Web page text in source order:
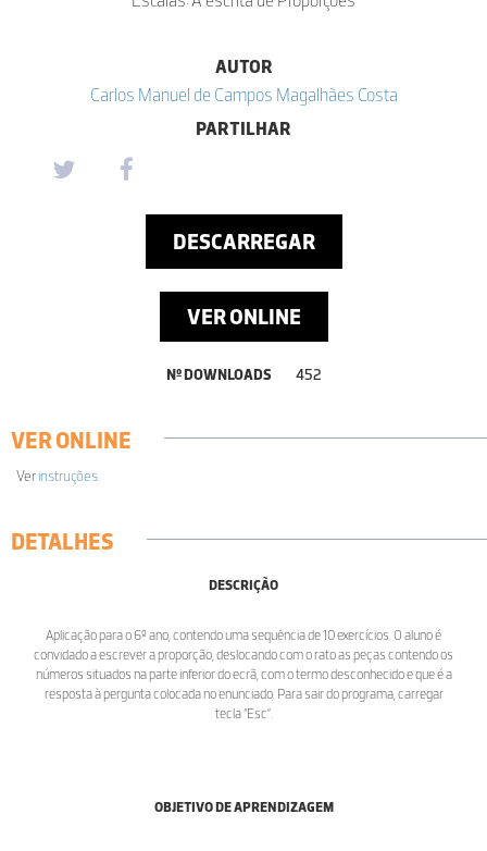
AUTOR
Carlos Manuel de Campos Magalhães Costa
PARTILHAR
DESCARREGAR
VER ONLINE
Nº DOWNLOADS 452
VER ONLINE
Verinstruções.
DETALHES
DESCRIÇÃO
Aplicação para o 6º ano, contendo uma sequência de 10 exercícios. O aluno é
convidado a escrever a proporção, deslocando com o rato as peças contendo os
números situados na parte inferior do ecrã, com o termo desconhecido e que é a
resposta à pergunta colocada no enunciado. Para sair do programa, carregar
tecla “Esc”.
OBJETIVO DE APRENDIZAGEM